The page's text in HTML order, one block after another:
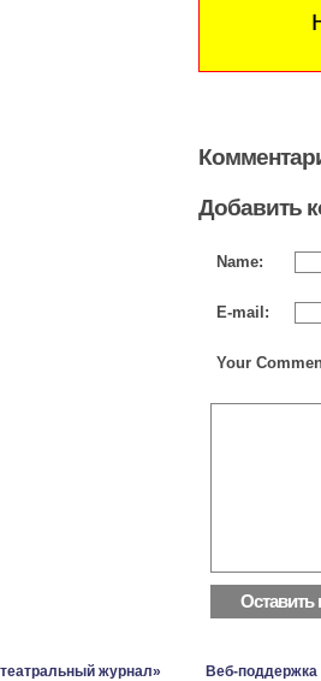
Добавить
Name:
E-mail:
Your
журнал»
Веб-поддержка